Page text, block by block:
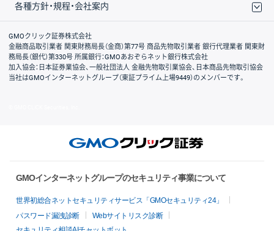
各種方針・規程・会社案内
取引規程・約款
サイトマップ
その他のご案内
個人情報保護方針
最良執行方針
サイトのご利用について
ディスクレイマー
信託保全
リスク説明
会社案内
GMOクリック証券株式会社
金融商品取引業者 関東財務局長（金商）第77号 商品先物取引業者 銀行代理業者 関東財
務局長（銀代）第330号 所属銀行：GMOあおぞらネット銀行株式会社
加入協会：日本証券業協会、一般社団法人 金融先物取引業協会、日本商品先物取引協会
当社はGMOインターネットグループ（東証プライム上場9449）のメンバーです。
GMOインターネットグループのセキュリティ事業について
世界初総合ネットセキュリティサービス「GMOセキュリティ24」
パスワード漏洩診断
Webサイトリスク診断